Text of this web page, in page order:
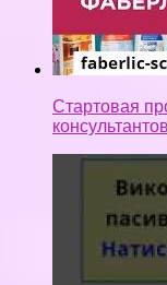
Стартовая
консультантов